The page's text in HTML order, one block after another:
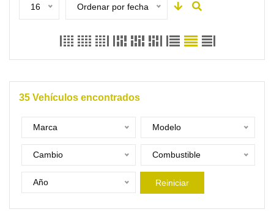
16 Ordenar por fecha
35 Vehículos encontrados
Marca Modelo
Cambio Combustible
Año Reiniciar